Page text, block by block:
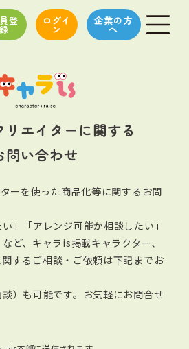
登
録
ログイ
ン
企業の方
へ
リエイターに関する
問い合わせ
ーを使った商品化等に関するお問
」「アレンジ可能か相談したい」
ど、キャラis掲載キャラクター、
する ご相談・ご依頼は下記までお
）も可能です。お気軽にお問合せ